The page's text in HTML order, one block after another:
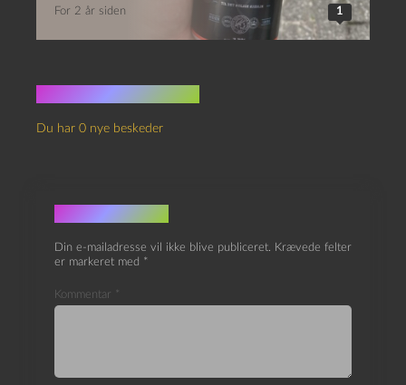
For 2 år siden 1
Du har 0 nye beskeder
Skriv et svar
Din e-mailadresse vil ikke blive publiceret. Krævede felter
er markeret med *
Kommentar *